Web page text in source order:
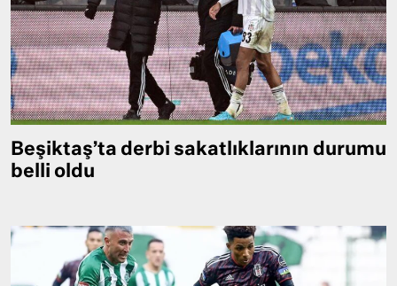
Beşiktaş’ta derbi sakatlıklarının durumu
belli oldu